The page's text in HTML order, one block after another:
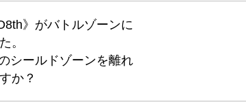
》がバトルゾーンに
。
シールドゾーンを離れ
か？